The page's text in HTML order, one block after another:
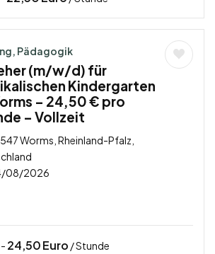
Pädagogik
(m/w/d) für
Kindergarten
– 24,50 € pro
– Vollzeit
Worms, Rheinland-Pfalz,
08/2026
- 24,50Euro / Stunde